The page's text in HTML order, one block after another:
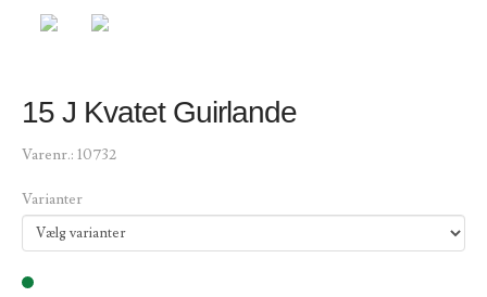
15 J Kvatet Guirlande
Varenr.: 10732
Varianter